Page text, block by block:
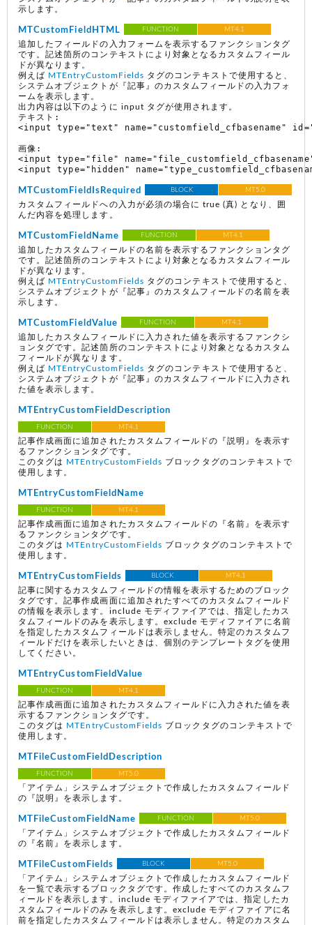
示します。
MTCustomFieldHTML FUNCTION MT4.1
追加したフィールドの入力フォームを表示するファンクションタグ
です。記述箇所のコンテキストにより対象となるカスタムフィール
ドが異なります。
例えば
MTEntryCustomFields タグのコンテキストで使用すると、
システムオブジェクトが『記事』のカスタムフィールドの入力フォ
ームを表示します。
出力内容は以下のように input タグが使用されます。
テキスト:
<input type="text" name="customfield_cfbasename"
画像:
<input type="file"
MTCustomFieldIsRequired BLOCK MT5.0
カスタムフィールドへの入力が必須の場合に true (真) となり、囲
んだ内容を処理します。
MTCustomFieldName FUNCTION MT4.1
追加したカスタムフィールドの名前を表示するファンクションタグ
です。記述箇所のコンテキストにより対象となるカスタムフィール
ドが異なります。
例えば
MTEntryCustomFields タグのコンテキストで使用すると、
システムオブジェクトが『記事』のカスタムフィールドの名前を表
示します。
MTCustomFieldValue FUNCTION MT4.1
追加したカスタムフィールドに入力された値を表示するファンクシ
ョンタグです。記述箇所のコンテキストにより対象となるカスタム
フィールドが異なります。
例えば
MTEntryCustomFields タグのコンテキストで使用すると、
システムオブジェクトが『記事』のカスタムフィールドに入力され
た値を表示します。
MTEntryCustomFieldDescription
FUNCTION MT4.1
記事作成画面に追加されたカスタムフィールドの『説明』を表示す
るファンクションタグです。
このタグは
MTEntryCustomFields ブロックタグのコンテキストで
使用します。
MTEntryCustomFieldName
FUNCTION MT4.1
記事作成画面に追加されたカスタムフィールドの『名前』を表示す
るファンクションタグです。
このタグは
MTEntryCustomFields ブロックタグのコンテキストで
使用します。
MTEntryCustomFields BLOCK MT4.1
記事に関するカスタムフィールドの情報を表示するためのブロック
タグです。記事作成画面に追加されたすべてのカスタムフィールド
の情報を表示します。include モディファイアでは、指定したカス
タムフィールドのみを表示します。exclude モディファイアに名前
を指定したカスタムフィールドは表示しません。特定のカスタムフ
ィールドだけを表示したいときは、個別のテンプレートタグを使用
してください。
MTEntryCustomFieldValue
FUNCTION MT4.1
記事作成画面に追加されたカスタムフィールドに入力された値を表
示するファンクションタグです。
このタグは
MTEntryCustomFields ブロックタグのコンテキストで
使用します。
MTFileCustomFieldDescription
FUNCTION MT5.0
「アイテム」システムオブジェクトで作成したカスタムフィールド
の『説明』を表示します。
MTFileCustomFieldName FUNCTION MT5.0
「アイテム」システムオブジェクトで作成したカスタムフィールド
の『名前』を表示します。
MTFileCustomFields BLOCK MT5.0
「アイテム」システムオブジェクトで作成したカスタムフィールド
を一覧で表示するブロックタグです。作成したすべてのカスタムフ
ィールドを表示します。include モディファイアでは、指定したカ
スタムフィールドのみを表示します。exclude モディファイアに名
前を指定したカスタムフィールドは表示しません。特定のカスタム